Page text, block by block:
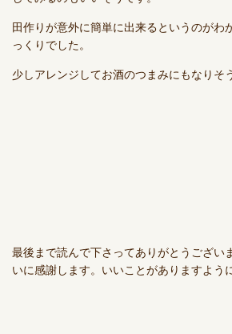
田作りが意外に簡単に出来るというのがわ
っくりでした。
少しアレンジしてお酒のつまみにもなりそ
最後まで読んで下さってありがとうござい
いに感謝します。いいことがありますように